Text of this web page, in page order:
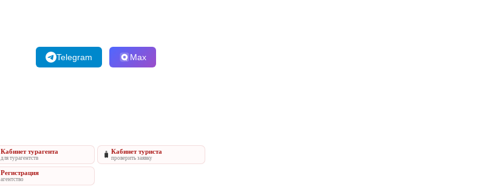
Telegram Max
Кабинет турагента
для турагентств 🧳 Кабинет туриста
проверить заявку
Регистрация
агентство